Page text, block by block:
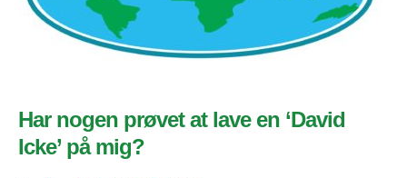
Har nogen prøvet at lave en ‘David
Icke’ på mig?